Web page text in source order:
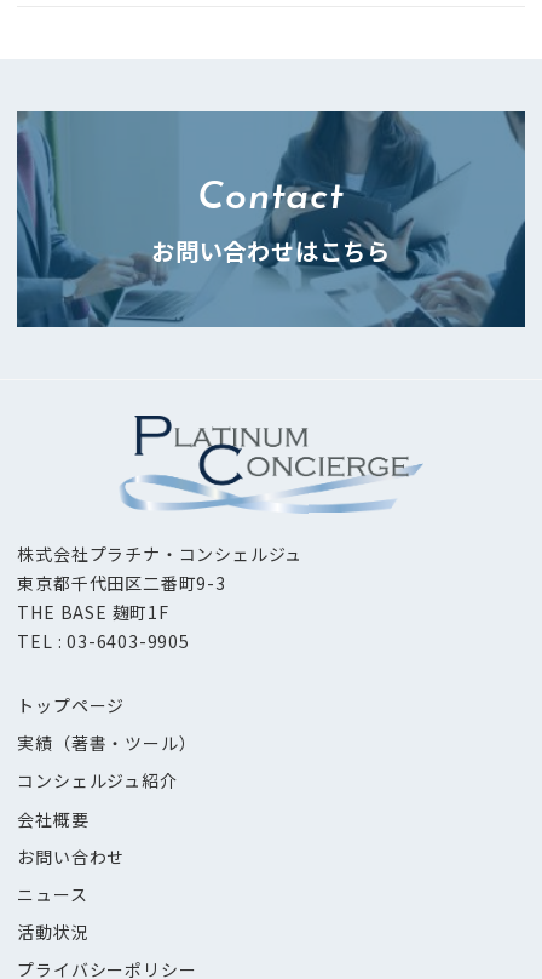
Contact
お問い合わせはこちら
株式会社プラチナ・コンシェルジュ
東京都千代田区二番町9-3
THE BASE 麹町1F
TEL : 03-6403-9905
トップページ
実績（著書・ツール）
コンシェルジュ紹介
会社概要
お問い合わせ
ニュース
活動状況
プライバシーポリシー